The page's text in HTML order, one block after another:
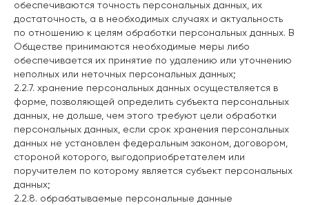
обеспечиваются точность персональных данных, их
достаточность, а в необходимых случаях и актуальность
по отношению к целям обработки персональных данных. В
Обществе принимаются необходимые меры либо
обеспечивается их принятие по удалению или уточнению
неполных или неточных персональных данных;
2.2.7. хранение персональных данных осуществляется в
форме, позволяющей определить субъекта персональных
данных, не дольше, чем этого требуют цели обработки
персональных данных, если срок хранения персональных
данных не установлен федеральным законом, договором,
стороной которого, выгодоприобретателем или
поручителем по которому является субъект персональных
данных;
2.2.8. обрабатываемые персональные данные